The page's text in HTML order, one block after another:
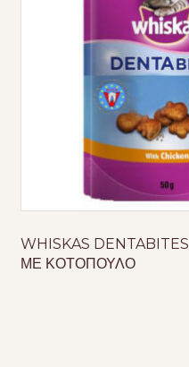
WHISKAS DENTABITES
ΜΕ ΚΟΤΟΠΟΥΛΟ